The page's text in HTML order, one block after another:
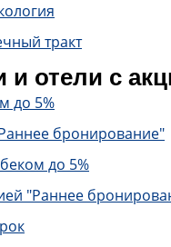
тракт
и отели с
до 5%
бронирование"
до 5%
"Раннее